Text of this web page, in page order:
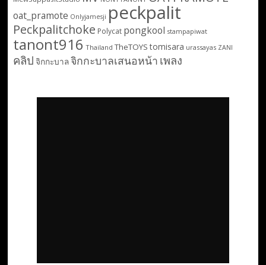
oat_pramote Onlyjamesji peckpalit
Peckpalitchoke Polycat pongkool stampapiwat
tanont916 Thailand TheTOYS tomisara urassayas ZANI
คลิป จิกกะบาลจิกกะบาลเสนอหน้า เพลง